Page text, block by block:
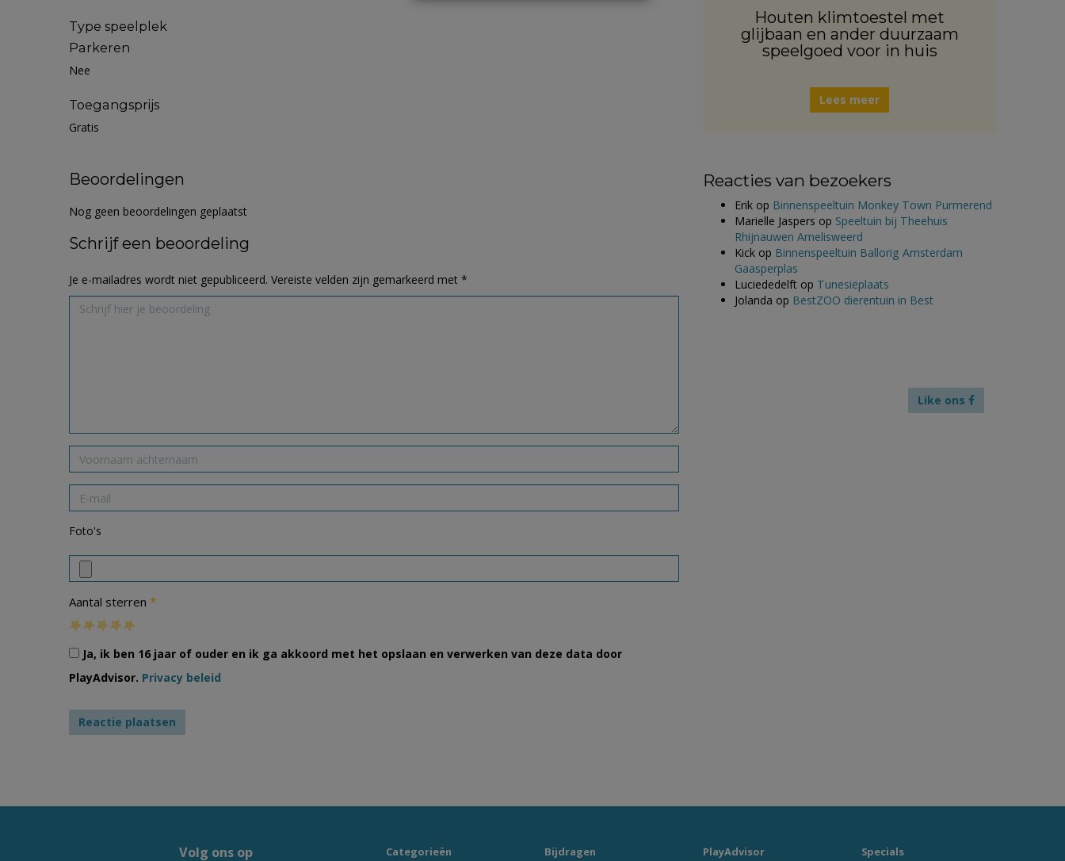
Type speelplek
Parkeren
Nee
Toegangsprijs
Gratis
Beoordelingen
Nog geen beoordelingen geplaatst
Schrijf een beoordeling
Je e-mailadres wordt niet gepubliceerd. Vereiste velden zijn gemarkeerd met *
Foto's
Aantal sterren *
Ja, ik ben 16 jaar of ouder en ik ga akkoord met het opslaan en verwerken van deze data door
PlayAdvisor. Privacy beleid
Houten klimtoestel met
glijbaan en ander duurzaam
speelgoed voor in huis
Lees meer
Reacties van bezoekers
Erik op Binnenspeeltuin Monkey Town Purmerend
Marielle Jaspers op Speeltuin bij Theehuis
Rhijnauwen Amelisweerd
Kick op Binnenspeeltuin Ballorig Amsterdam
Gaasperplas
Luciededelft op Tunesiëplaats
Jolanda op BestZOO dierentuin in Best
Like ons
Volg ons op Categorieën Bijdragen PlayAdvisor Specials